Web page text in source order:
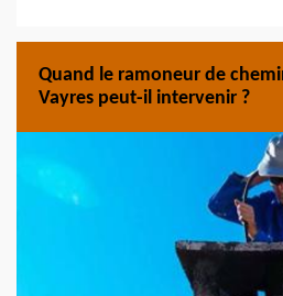
Quand le ramoneur de
Vayres peut-il intervenir ?